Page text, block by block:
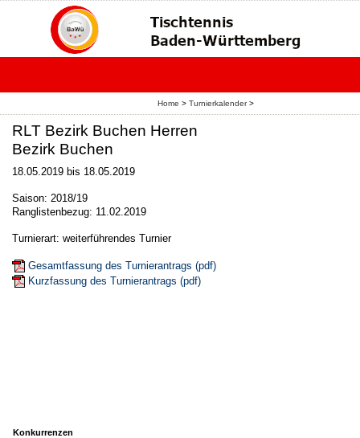
Home > Turnierkalender>
RLT Bezirk Buchen Herren
Bezirk Buchen
18.05.2019 bis 18.05.2019
Saison: 2018/19
Ranglistenbezug: 11.02.2019
Turnierart: weiterführendes Turnier
Gesamtfassung des Turnierantrags (pdf)
Kurzfassung des Turnierantrags (pdf)
Konkurrenzen